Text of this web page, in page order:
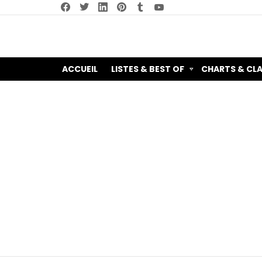
facebooktwitterlinkedin pinterest
ACCUEIL LISTES & BEST OF CHARTS &